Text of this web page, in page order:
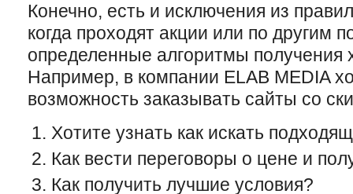
Конечно, есть и исключения из
когда проходят акции или по другим
определенные алгоритмы получения
Например, в компании ELAB MEDIA
возможность заказывать сайты со
Хотите узнать как искать
Как вести переговоры о цене и
Как получить лучшие условия?